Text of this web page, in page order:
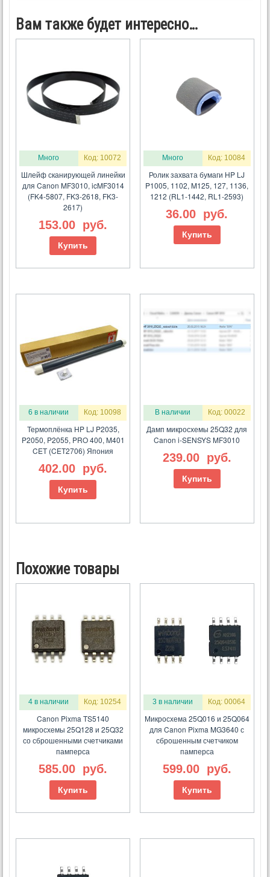
Вам также будет интересно…
Много Код: 10072
Шлейф сканирующей линейки
для Canon MF3010, icMF3014
(FK4-5807, FK3-2618, FK3-
2617)
153.00 руб.
Купить
Много Код: 10084
Ролик захвата бумаги HP LJ
P1005, 1102, M125, 127, 1136,
1212 (RL1-1442, RL1-2593)
36.00 руб.
Купить
6 в наличии Код: 10098
Термоплёнка HP LJ P2035,
P2050, P2055, PRO 400, M401
CET (CET2706) Япония
402.00 руб.
Купить
В наличии Код: 00022
Дамп микросхемы 25Q32 для
Canon i-SENSYS MF3010
239.00 руб.
Купить
Похожие товары
4 в наличии Код: 10254
Canon Pixma TS5140
микросхемы 25Q128 и 25Q32
со сброшенными счетчиками
памперса
585.00 руб.
Купить
3 в наличии Код: 00064
Микросхема 25Q016 и 25Q064
для Canon Pixma MG3640 с
сброшенным счетчиком
памперса
599.00 руб.
Купить